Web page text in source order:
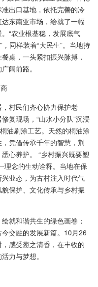
出口基地，依托完善的冷
东南亚市场，绘就了一幅
“农业根基稳，发展底气
同样装着“大民生”。当地持
桌，一头紧扣振兴脉搏，
阔前路。
村民们齐心协力保护老
复现场，“山水小分队”沉浸
油刷涂工艺。天然的桐油涂
凭借传承千年的智慧，荆
心养护。 “乡村振兴既要塑
理念的生动诠释。当地在保
业态，为古村注入时代气
保护、文化传承与乡村振
就和谐共生的绿色画卷；
交融的发展新篇。10月26
感受葱之清香，在丰收的
力与梦想。